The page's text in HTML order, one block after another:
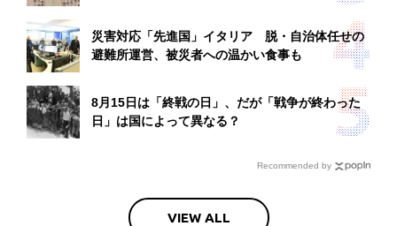
災害対応「先進国」イタリア 脱・自治体任せの
避難所運営、被災者への温かい食事も
8月15日は「終戦の日」、だが「戦争が終わった
日」は国によって異なる？
Recommended by
VIEW ALL